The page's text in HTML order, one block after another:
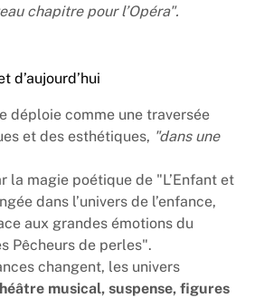
chapitre pour l’Opéra".
d’aujourd’hui
déploie comme une traversée
et des esthétiques, "dans une
la magie poétique de "L’Enfant et
dans l’univers de l’enfance,
aux grandes émotions du
Pêcheurs de perles".
changent, les univers
musical, suspense, figures